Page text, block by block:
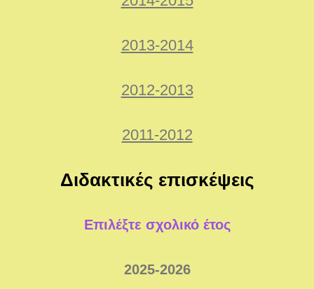
2013-2014
2012-2013
2011-2012
Διδακτικές επισκέψεις
Επιλέξτε σχολικό έτος
2025-2026